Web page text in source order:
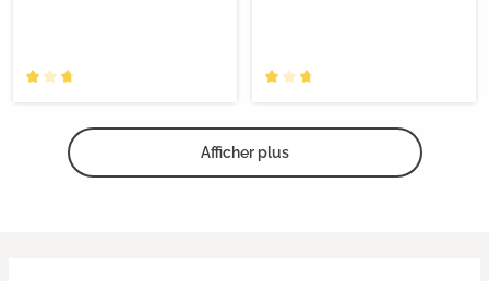
Afficher plus